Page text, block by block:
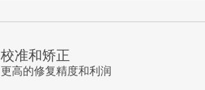
校准和矫正
更高的修复精度和利润